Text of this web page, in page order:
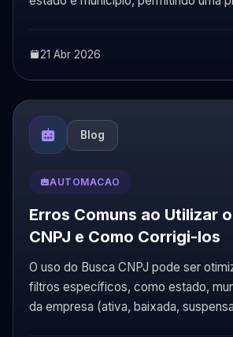
21 Abr 2026
Blog
AUTOMACAO
Erros Comuns ao Utilizar
CNPJ e Como Corrigi-los
O uso do Busca CNPJ pode ser
filtros específicos, como estado,
da empresa (ativa, baixada,